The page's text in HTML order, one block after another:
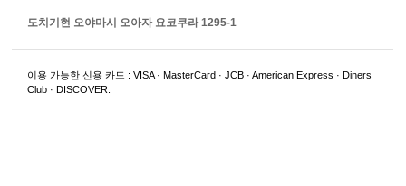
도치기현 오야마시 오아자 요코쿠라 1295-1
이용 가능한 신용 카드 : VISA · MasterCard · JCB · American Express · Diners
Club · DISCOVER.